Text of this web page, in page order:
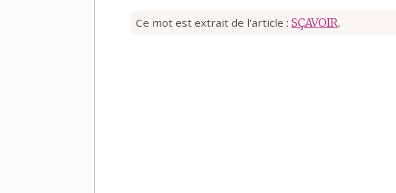
Ce mot est extrait de l'article : SÇAVOIR.